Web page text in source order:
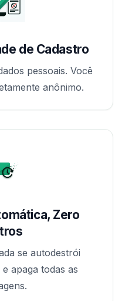
de Cadastro
pessoais. Você
anônimo.
Zero
se autodestrói
apaga todas as